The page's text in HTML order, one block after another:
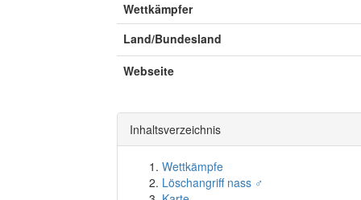
Wettkämpfer
Land/Bundesland
Webseite
Inhaltsverzeichnis
Wettkämpfe
Löschangriff nass ♂